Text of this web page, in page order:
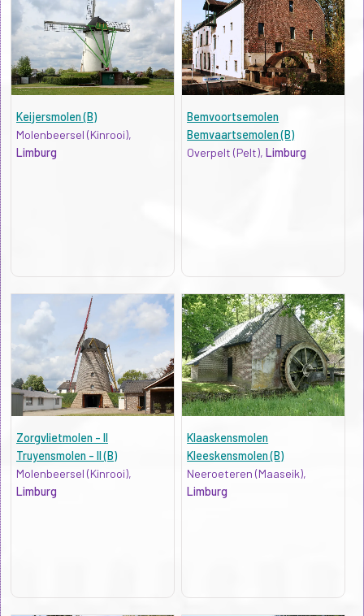
Keijersmolen (B)
Molenbeersel (Kinrooi),
Limburg
Bemvoortsemolen
Bemvaartsemolen (B)
Overpelt (Pelt),Limburg
Zorgvlietmolen - II
Truyensmolen - II (B)
Molenbeersel (Kinrooi),
Limburg
Klaaskensmolen
Kleeskensmolen (B)
Neeroeteren (Maaseik),
Limburg